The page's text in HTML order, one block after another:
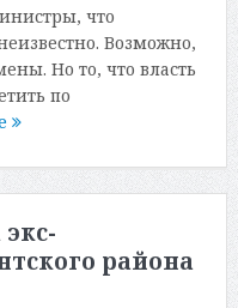
что
Возможно,
Но то, что власть
по
района